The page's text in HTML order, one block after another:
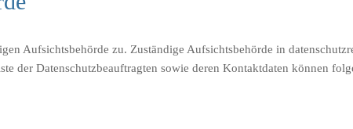
Aufsichtsbehörde zu. Zuständige Aufsichtsbehörde in
der Datenschutzbeauftragten sowie deren Kontaktdaten können